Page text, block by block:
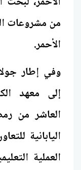
من مشروعات
الأحمر.
وفي إطار
إلى معهد
العاشر من
اليابانية
العملية